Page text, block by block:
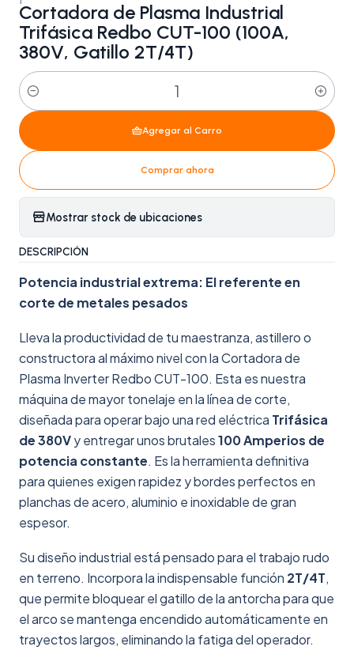
Cortadora de Plasma Industrial
Trifásica Redbo CUT-100 (100A,
380V, Gatillo 2T/4T)
Cantidad
Agregar al Carro
Comprar ahora
Mostrar stock de ubicaciones
DESCRIPCIÓN
Potencia industrial extrema: El referente en
corte de metales pesados
Lleva la productividad de tu maestranza, astillero o
constructora al máximo nivel con la Cortadora de
Plasma Inverter Redbo CUT-100. Esta es nuestra
máquina de mayor tonelaje en la línea de corte,
diseñada para operar bajo una red eléctrica Trifásica
de 380Vy entregar unos brutales100 Amperios de
potencia constante. Es la herramienta definitiva
para quienes exigen rapidez y bordes perfectos en
planchas de acero, aluminio e inoxidable de gran
espesor.
Su diseño industrial está pensado para el trabajo rudo
en terreno. Incorpora la indispensable función 2T/4T,
que permite bloquear el gatillo de la antorcha para que
el arco se mantenga encendido automáticamente en
trayectos largos, eliminando la fatiga del operador.